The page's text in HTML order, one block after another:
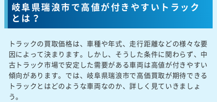
岐阜県瑞浪市で高値が付きやすいトラック
とは？
トラックの買取価格は、車種や年式、走行距離などの様々な要
因によって決まります。しかし、そうした条件に関わらず、中
古トラック市場で安定した需要がある車両は高値が付きやすい
傾向があります。では、岐阜県瑞浪市で高価買取が期待できる
トラックとはどのような車両なのか、詳しく見ていきましょ
う。